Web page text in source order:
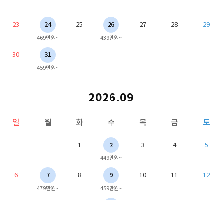
23 24
469만원~
25 26
439만원~
27 28 29
30 31
459만원~
2026.09
일 월 화 수 목 금 토
1 2
449만원~
3 4 5
6 7
479만원~
8 9
459만원~
10 11 12